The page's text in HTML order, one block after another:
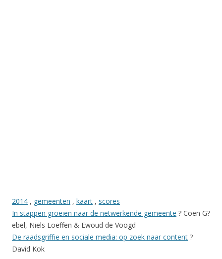
2014 , gemeenten , kaart , scores
In stappen groeien naar de netwerkende gemeente ? Coen G?
ebel, Niels Loeffen & Ewoud de Voogd
De raadsgriffie en sociale media: op zoek naar content ?
David Kok